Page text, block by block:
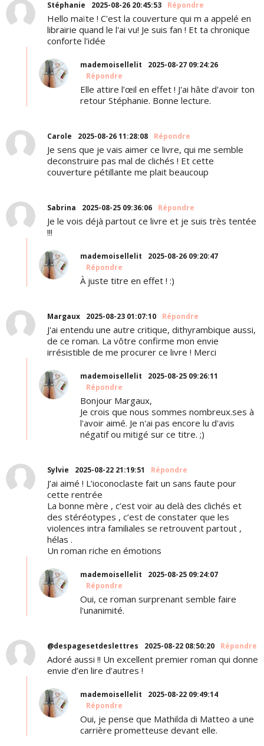
Stéphanie 2025-08-26 20:45:53 Répondre
Hello maïte ! C'est la couverture qui m a appelé en
librairie quand le l'ai vu! Je suis fan ! Et ta chronique
conforte l'idée
mademoisellelit
2025-08-27 09:24:26
Répondre
Elle attire l’œil en effet ! J'ai hâte d'avoir ton
retour Stéphanie. Bonne lecture.
Carole 2025-08-26 11:28:08 Répondre
Je sens que je vais aimer ce livre, qui me semble
deconstruire pas mal de clichés ! Et cette
couverture pétillante me plait beaucoup
Sabrina 2025-08-25 09:36:06 Répondre
Je le vois déjà partout ce livre et je suis très tentée
!!!
mademoisellelit
2025-08-26 09:20:47
Répondre
À juste titre en effet ! :)
Margaux 2025-08-23 01:07:10 Répondre
J'ai entendu une autre critique, dithyrambique aussi,
de ce roman. La vôtre confirme mon envie
irrésistible de me procurer ce livre ! Merci
mademoisellelit
2025-08-25 09:26:11
Répondre
Bonjour Margaux,
Je crois que nous sommes nombreux.ses à
l'avoir aimé. Je n'ai pas encore lu d'avis
négatif ou mitigé sur ce titre. ;)
Sylvie 2025-08-22 21:19:51 Répondre
J’ai aimé ! L’ioconoclaste fait un sans faute pour
cette rentrée
La bonne mère , c’est voir au delà des clichés et
des stéréotypes , c’est de constater que les
violences intra familiales se retrouvent partout ,
hélas .
Un roman riche en émotions
mademoisellelit
2025-08-25 09:24:07
Répondre
Oui, ce roman surprenant semble faire
l'unanimité.
@despagesetdeslettres 2025-08-22 08:50:20 Répondre
Adoré aussi !! Un excellent premier roman qui donne
envie d’en lire d’autres !
mademoisellelit
2025-08-22 09:49:14
Répondre
Oui, je pense que Mathilda di Matteo a une
carrière prometteuse devant elle.